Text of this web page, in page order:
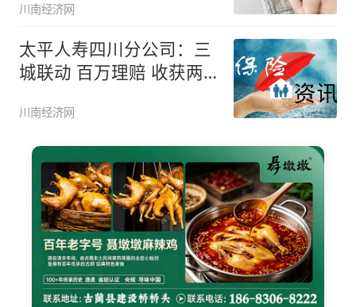
川南经济网
太平人寿四川分公司：三
城联动 百万理赔 收获两
川南经济网